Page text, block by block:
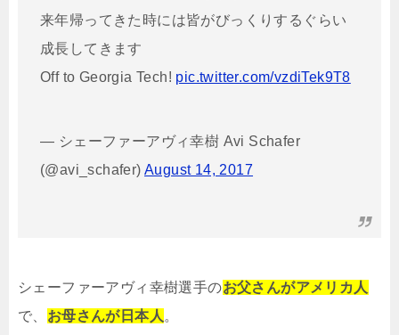
来年帰ってきた時には皆がびっくりするぐらい
成長してきます
Off to Georgia Tech! pic.twitter.com/vzdiTek9T8
— シェーファーアヴィ幸樹 Avi Schafer
(@avi_schafer)August 14, 2017
シェーファーアヴィ幸樹選手のお父さんがアメリカ人
で、 お母さんが日本人 。